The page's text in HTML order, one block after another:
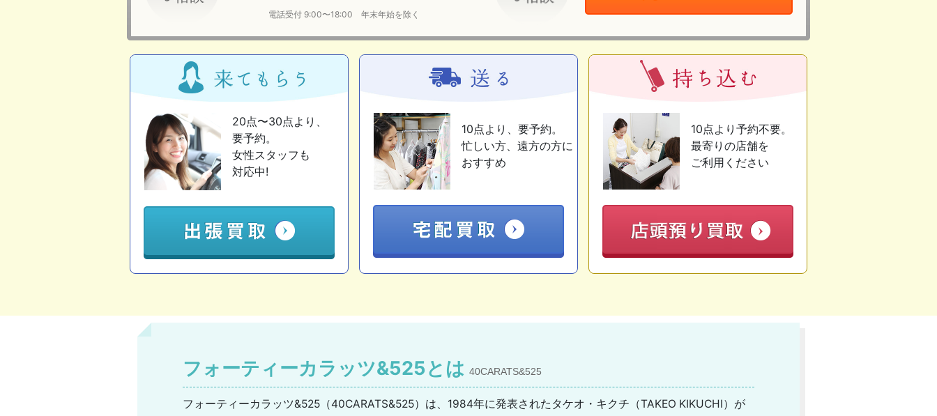
電話受付 9:00〜18:00 年末年始を除く
20点〜30点より、
要予約。
女性スタッフも
対応中!
10点より、要予約。
忙しい方、遠方の方に
おすすめ
10点より予約不要。
最寄りの店舗を
ご利用ください
フォーティーカラッツ&525とは 40CARATS&525
フォーティーカラッツ&525（40CARATS&525）は、1984年に発表されたタケオ・キクチ（TAKEO KIKUCHI）が